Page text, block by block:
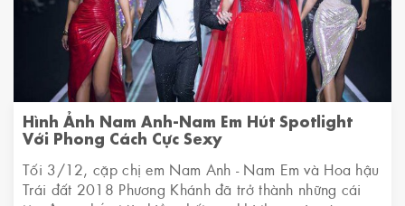
Hình Ảnh Nam Anh-Nam Em Hút Spotlight
Với Phong Cách Cực Sexy
Tối 3/12, cặp chị em Nam Anh - Nam Em và Hoa hậu
Trái đất 2018 Phương Khánh đã trở thành những cái